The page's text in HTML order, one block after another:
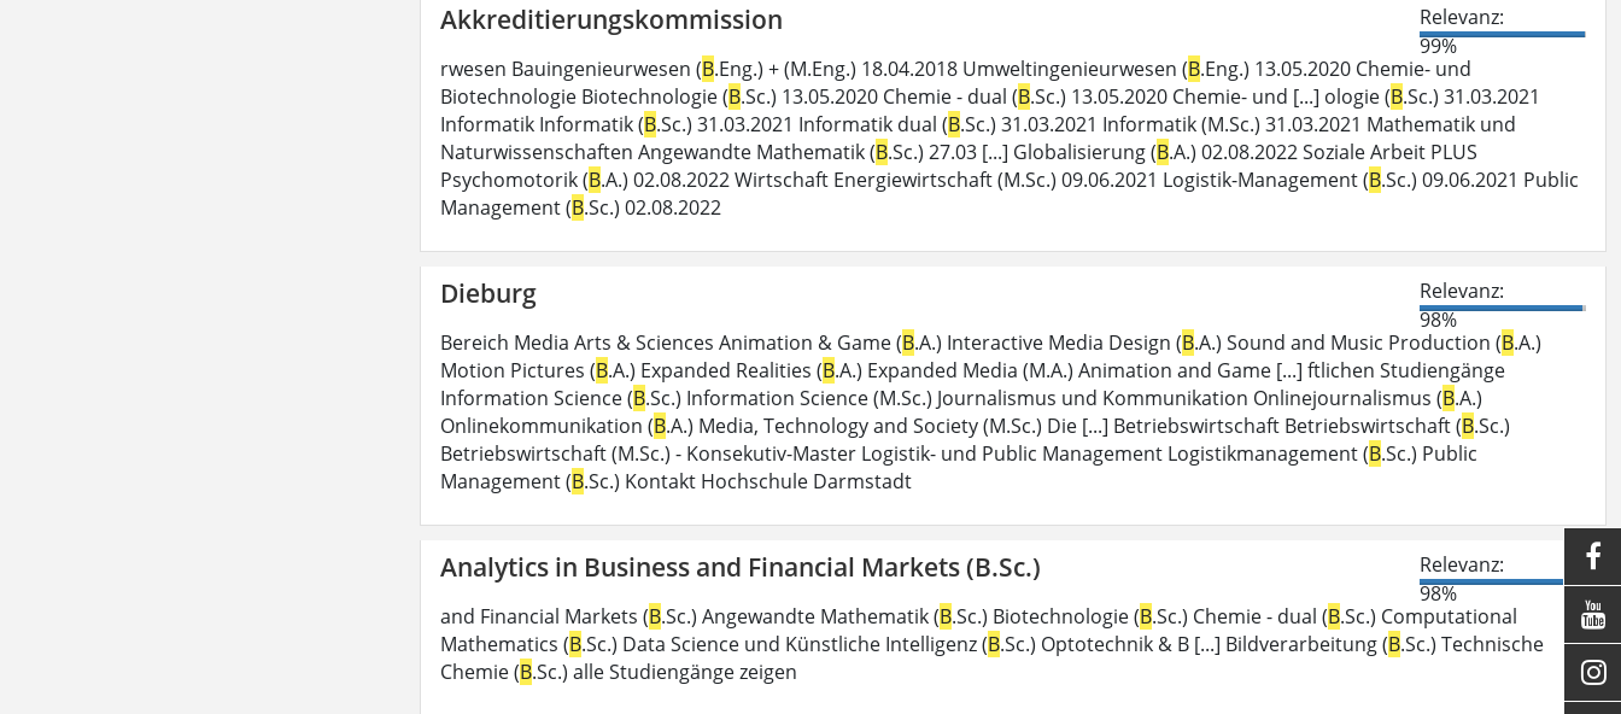
Akkreditierungskommission
Relevanz:
99%
rwesen Bauingenieurwesen (B.Eng.) + (M.Eng.) 18.04.2018 Umweltingenieurwesen (B.Eng.) 13.05.2020 Chemie- und
Biotechnologie Biotechnologie (B.Sc.) 13.05.2020 Chemie - dual (B.Sc.) 13.05.2020 Chemie- und [...] ologie (B.Sc.) 31.03.2021
Informatik Informatik (B.Sc.) 31.03.2021 Informatik dual (B.Sc.) 31.03.2021 Informatik (M.Sc.) 31.03.2021 Mathematik und
Naturwissenschaften Angewandte Mathematik (B.Sc.) 27.03 [...] Globalisierung (B.A.) 02.08.2022 Soziale Arbeit PLUS
Psychomotorik (B.A.) 02.08.2022 Wirtschaft Energiewirtschaft (M.Sc.) 09.06.2021 Logistik-Management (B.Sc.) 09.06.2021 Public
Management (B.Sc.) 02.08.2022
Dieburg
Relevanz:
98%
Bereich Media Arts & Sciences Animation & Game (B.A.) Interactive Media Design (B.A.) Sound and Music Production (B.A.)
Motion Pictures (B.A.) Expanded Realities (B.A.) Expanded Media (M.A.) Animation and Game [...] ftlichen Studiengänge
Information Science (B.Sc.) Information Science (M.Sc.) Journalismus und Kommunikation Onlinejournalismus (B.A.)
Onlinekommunikation (B.A.) Media, Technology and Society (M.Sc.) Die [...] Betriebswirtschaft Betriebswirtschaft (B.Sc.)
Betriebswirtschaft (M.Sc.) - Konsekutiv-Master Logistik- und Public Management Logistikmanagement (B.Sc.) Public
Management (B.Sc.) Kontakt Hochschule Darmstadt
Analytics in Business and Financial Markets (B.Sc.)
Relevanz:
98%
and Financial Markets (B.Sc.) Angewandte Mathematik (B.Sc.) Biotechnologie (B.Sc.) Chemie - dual (B.Sc.) Computational
Mathematics (B.Sc.) Data Science und Künstliche Intelligenz (B.Sc.) Optotechnik & B [...] Bildverarbeitung (B.Sc.) Technische
Chemie (B.Sc.) alle Studiengänge zeigen


